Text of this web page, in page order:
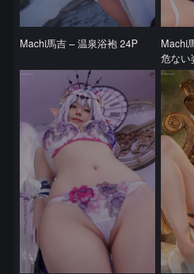
Machi馬吉 – 温泉浴袍 24P
Machi
危ない